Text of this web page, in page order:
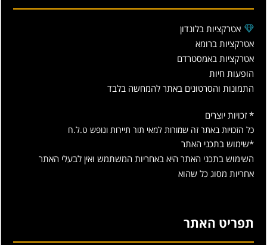
אטרקציות בלונדון
אטרקציות ברומא
אטרקציות באמסטרדם
הופעות חיות
התמונות והסרטונים באתר להמחשה בלבד
* זכויות יוצרים
כל הזכויות באתר זה שמורות למאי תור תיירות ונופש ט.ל.ח
*שימוש בתכני האתר
השימוש בתכני האתר היא באחריות המשתמש ואין לבעלי האתר
אחריות מסוג כל שהוא
תפריט האתר